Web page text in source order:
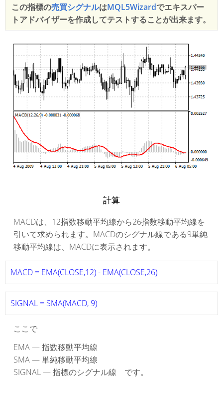
この指標の売買シグナルはMQL5Wizardでエキスパー
トアドバイザーを作成してテストすることが出来ます。
計算
MACDは、12指数移動平均線から26指数移動平均線を
引いて求められます。MACDのシグナル線である9単純
移動平均線は、MACDに表示されます。
MACD = EMA(CLOSE,12) - EMA(CLOSE,26)
SIGNAL = SMA(MACD, 9)
ここで
EMA — 指数移動平均線
SMA — 単純移動平均線
SIGNAL — 指標のシグナル線 です。